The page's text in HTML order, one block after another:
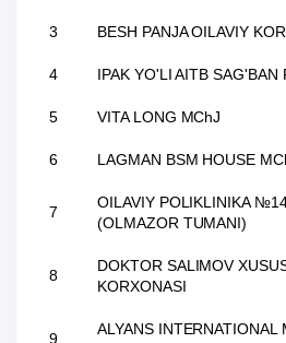
3 BESH PANJA OILAVIY
4 IPAK YO'LI AITB SAG'BAN
5 VITA LONG MChJ
6 LAGMAN BSM HOUSE
7
OILAVIY POLIKLINIKA
(OLMAZOR TUMANI)
8
DOKTOR SALIMOV
KORXONASI
9
ALYANS INTERNATIONAL